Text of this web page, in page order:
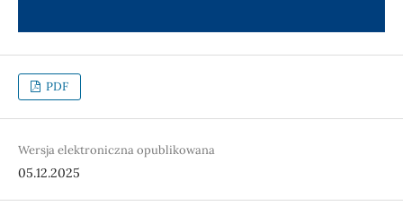
PDF
Wersja elektroniczna opublikowana
05.12.2025